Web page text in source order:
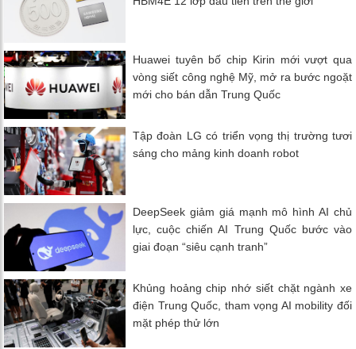
Huawei tuyên bố chip Kirin mới vượt qua
vòng siết công nghệ Mỹ, mở ra bước ngoặt
mới cho bán dẫn Trung Quốc
Tập đoàn LG có triển vọng thị trường tươi
sáng cho mảng kinh doanh robot
DeepSeek giảm giá mạnh mô hình AI chủ
lực, cuộc chiến AI Trung Quốc bước vào
giai đoạn “siêu cạnh tranh”
Khủng hoảng chip nhớ siết chặt ngành xe
điện Trung Quốc, tham vọng AI mobility đối
mặt phép thử lớn